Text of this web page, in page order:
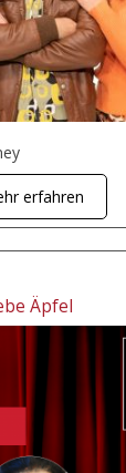
erfahren
Äpfel